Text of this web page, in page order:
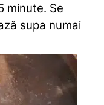
minute. Se
supa numai